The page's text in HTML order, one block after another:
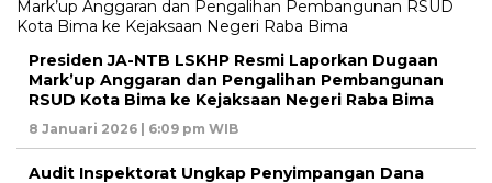
Presiden JA-NTB LSKHP Resmi Laporkan Dugaan
Mark’up Anggaran dan Pengalihan Pembangunan
RSUD Kota Bima ke Kejaksaan Negeri Raba Bima
8 Januari 2026 | 6:09 pm WIB
Audit Inspektorat Ungkap Penyimpangan Dana